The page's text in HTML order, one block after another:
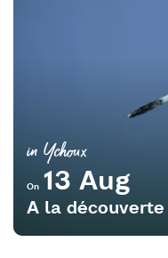
in Ychoux
On13 Aug
A la